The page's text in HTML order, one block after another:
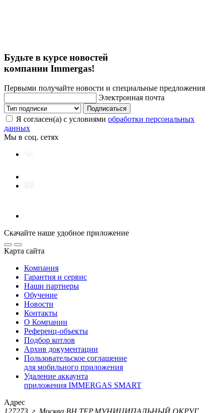
Будьте в курсе новостей
компании Immergas!
Первыми получайте новости и специальные предложения
Электронная почта
Подписаться
Я согласен(а) с условиями обработки персональных
данных
Мы в соц. сетях
Скачайте наше удобное приложение
Карта сайта
Компания
Гарантия и сервис
Наши партнеры
Обучение
Новости
Контакты
О Компании
Референц-объекты
Подбор котлов
Архив документации
Пользовательское соглашение
для мобильного приложения
Удаление аккаунта
приложения IMMERGAS SMART
Адрес
127273, г. Москва ВН.ТЕР.МУНИЦИПАЛЬНЫЙ ОКРУГ